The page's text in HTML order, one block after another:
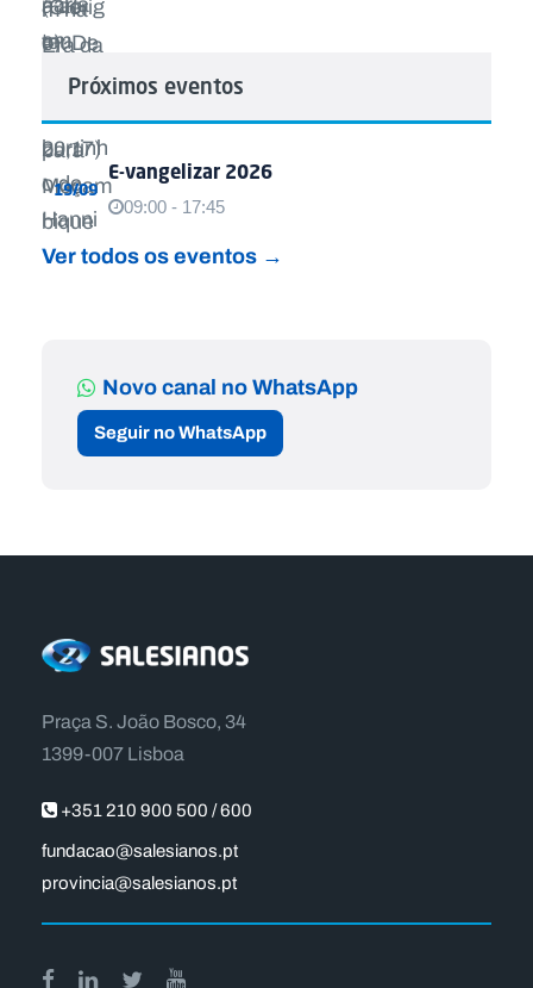
Próximos eventos
19/09
E-vangelizar 2026
09:00 - 17:45
Ver todos os eventos →
Novo canal no WhatsApp
Seguir no WhatsApp
Praça S. João Bosco, 34
1399-007 Lisboa
+351 210 900 500 / 600
fundacao@salesianos.pt
provincia@salesianos.pt